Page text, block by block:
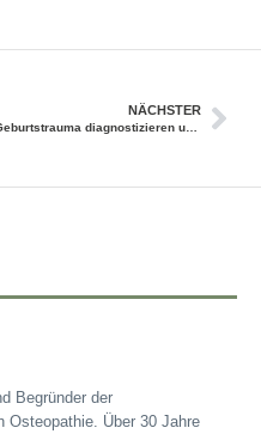
NÄCHSTER
Geburtstrauma diagnostizieren und behandeln – Interview mit Torsten Liem
Begründer der
Osteopathie. Über 30 Jahre